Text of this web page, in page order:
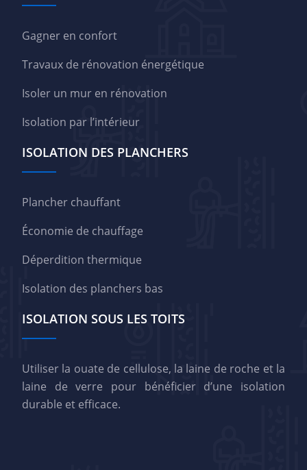
Gagner en confort
Travaux de rénovation énergétique
Isoler un mur en rénovation
Isolation par l’intérieur
ISOLATION DES PLANCHERS
Plancher chauffant
Économie de chauffage
Déperdition thermique
Isolation des planchers bas
ISOLATION SOUS LES TOITS
Utiliser la ouate de cellulose, la laine de roche et la
laine de verre pour bénéficier d’une isolation
durable et efficace.